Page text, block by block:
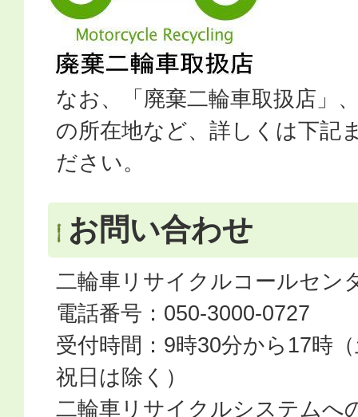
なお、「廃棄二輪車取扱店」
の所在地など、詳しくは下記
ださい。
お問い合わせ
二輪車リサイクルコールセン
電話番号：050-3000-0727
受付時間：9時30分から17時
祝日は除く）
二輪車リサイクルシステムへ